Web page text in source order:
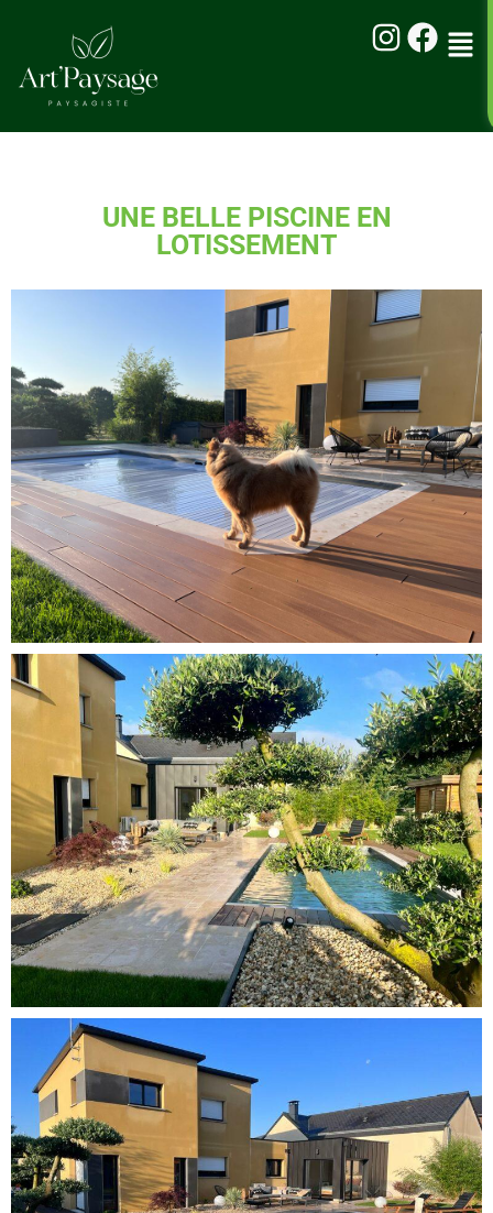
UNE BELLE PISCINE EN
LOTISSEMENT